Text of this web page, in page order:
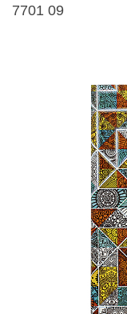
7701 09